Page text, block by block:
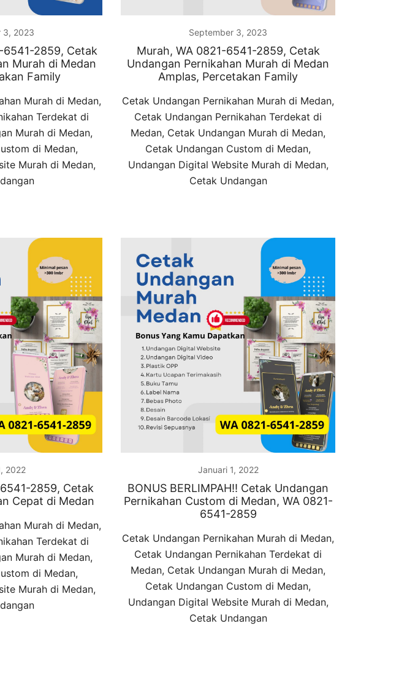
3, 2023
6541-2859, Cetak
Murah di Medan
Family
Murah di Medan,
Terdekat di
Murah di Medan,
di Medan,
Murah di Medan,
September 3, 2023
Murah, WA 0821-6541-2859, Cetak
Undangan Pernikahan Murah di Medan
Amplas, Percetakan Family
Cetak Undangan Pernikahan Murah di Medan,
Cetak Undangan Pernikahan Terdekat di
Medan, Cetak Undangan Murah di Medan,
Cetak Undangan Custom di Medan,
Undangan Digital Website Murah di Medan,
Cetak Undangan
2022
2859, Cetak
Cepat di Medan
Murah di Medan,
Terdekat di
Murah di Medan,
di Medan,
Murah di Medan,
Januari 1, 2022
BONUS BERLIMPAH!! Cetak Undangan
Pernikahan Custom di Medan, WA 0821-
6541-2859
Cetak Undangan Pernikahan Murah di Medan,
Cetak Undangan Pernikahan Terdekat di
Medan, Cetak Undangan Murah di Medan,
Cetak Undangan Custom di Medan,
Undangan Digital Website Murah di Medan,
Cetak Undangan